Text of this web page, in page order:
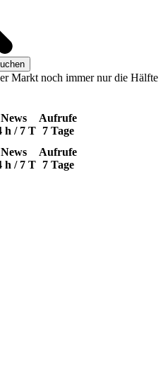
Markt noch immer nur die Hälfte
News
h / 7 T
Aufrufe
7 Tage
News
h / 7 T
Aufrufe
7 Tage